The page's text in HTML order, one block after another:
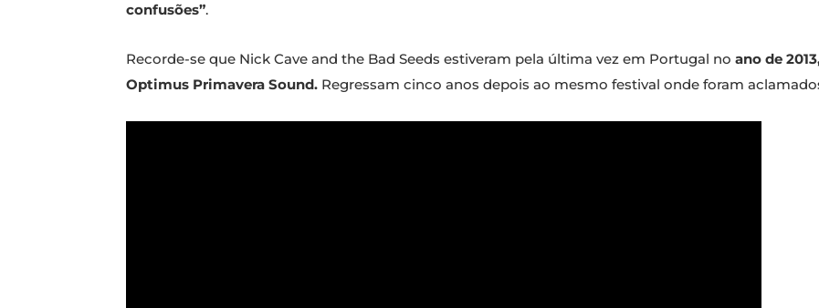
confusões”.
Recorde-se que Nick Cave and the Bad Seeds estiveram pela última vez em Portugal no ano de
Optimus Primavera Sound. Regressam cinco anos depois ao mesmo festival onde foram